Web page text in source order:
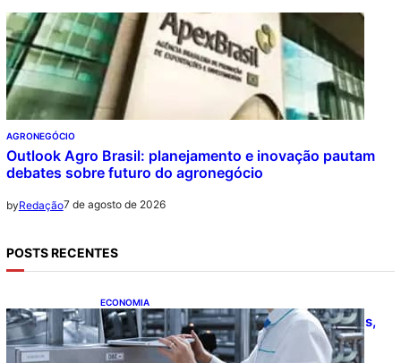
AGRONEGÓCIO
Outlook Agro Brasil: planejamento e inovação pautam
debates sobre futuro do agronegócio
byRedação7 de agosto de 2026
POSTS RECENTES
ECONOMIA
CNI: indústria investe em máquinas novas,
mas modernização tecnológica avança
lentamente